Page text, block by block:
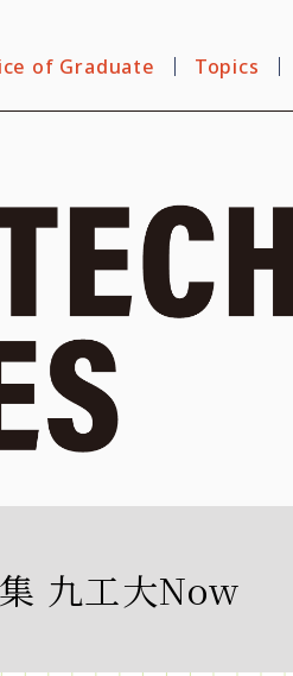
of Graduate Topics
九工大Now